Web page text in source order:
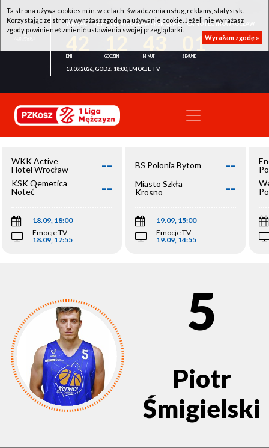
WKK ACTIVE HOTEL WROCŁAW - KSK QEMETICA NOTEĆ INOWROCŁAW
01
18.09.2026, GODZ. 18:00, EMOCJE TV
WKK Active
Hotel Wrocław
--
KSK Qemetica
Noteć
Inowrocław
--
18.09, 18:00
Emocje TV
18.09, 17:55
BS Polonia Bytom --
Miasto Szkła
Krosno
--
19.09, 15:00
Emocje TV
19.09, 14:55
5
Piotr
Śmigielski
Ta strona używa cookies m.in. w celach: świadczenia usług, reklamy, statystyk.
Korzystając ze strony wyrażasz zgodę na używanie cookie. Jeżeli nie wyrażasz
zgody powinieneś zmienić ustawienia swojej przeglądarki.
Wyrażam zgodę »